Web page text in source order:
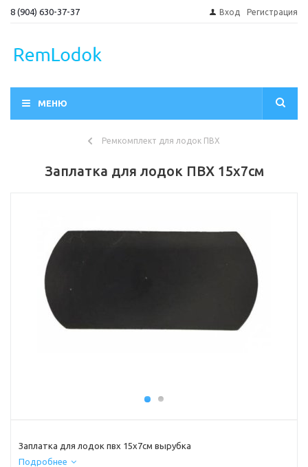
8 (904) 630-37-37 Вход Регистрация
МЕНЮ
Ремкомплект для лодок ПВХ
Заплатка для лодок ПВХ 15х7см
Заплатка для лодок пвх 15х7см вырубка
Подробнее